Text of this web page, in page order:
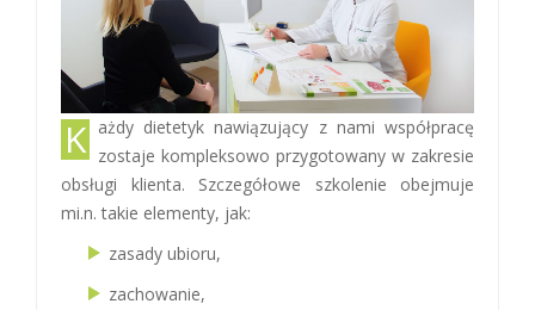
Każdy dietetyk nawiązujący z nami współpracę zostaje kompleksowo przygotowany w zakresie
obsługi klienta. Szczegółowe szkolenie obejmuje
mi.n. takie elementy, jak:
zasady ubioru,
zachowanie,